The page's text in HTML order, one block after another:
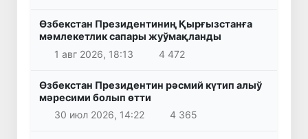
Өзбекстан Президентиниң Қырғызстанға
мәмлекетлик сапары жуўмақланды
1 авг 2026, 18:13
4 472
Өзбекстан Президентин рәсмий күтип алыў
мәресими болып өтти
30 июл 2026, 14:22
4 365